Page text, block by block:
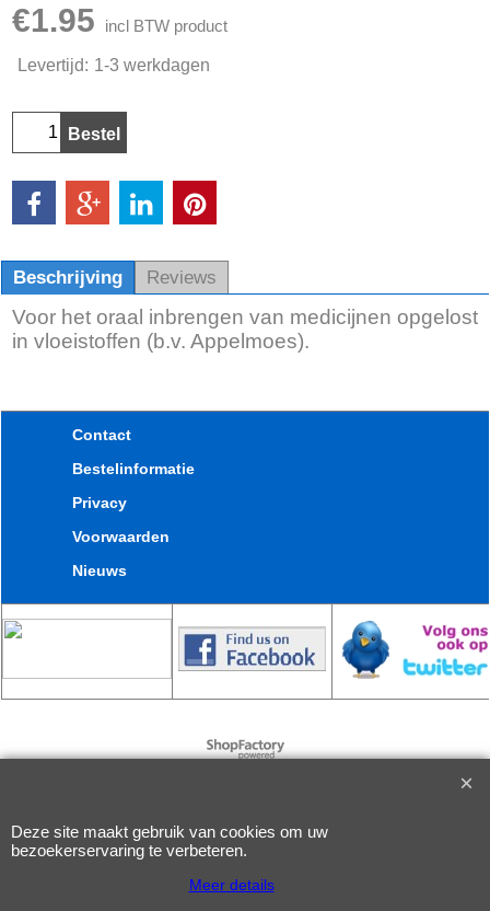
€1.95 incl BTW product
Levertijd: 1-3 werkdagen
Bestel
Beschrijving Reviews
Voor het oraal inbrengen van medicijnen opgelost
in vloeistoffen (b.v. Appelmoes).
Contact
Bestelinformatie
Privacy
Voorwaarden
Nieuws
Webwinkel gemaakt met
ShopFactory webwinkel
Deze site maakt gebruik van cookies om uw
bezoekerservaring te verbeteren.
Meer details